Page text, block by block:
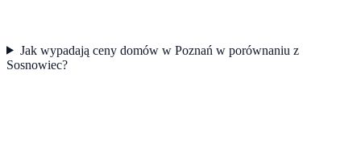
Jak wypadają ceny domów w Poznań w porównaniu z
Sosnowiec?